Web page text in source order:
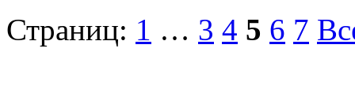
Страниц: 1 … 3 4 5 6 7